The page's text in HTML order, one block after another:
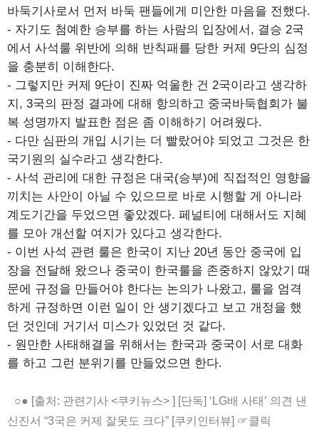
바둑기사로서 먼저 바둑 팬들에게 미안한 마음을 전했다.
- 자기도 첨예한 승부를 하는 사람의 입장에서, 결승 2국
에서 사석룰 위반에 의해 반칙패를 당한 커제 9단의 심정
을 충분히 이해한다.
- 그렇지만 커제 9단이 진짜 억울한 건 2국이라고 생각하
지, 3국의 판정 결과에 대해 항의하고 중국바둑협회가 불
복 성명까지 발표한 점은 좀 이해하기 어려웠다.
- 다만 심판의 개입 시기는 더 빨랐어야 되었고 그것은 한
국기원의 실수라고 생각한다.
- 사석 관리에 대한 규정은 대국(승부)에 직접적인 영향을
끼치는 사안이 아닐 수 있으므로 바로 시행할 게 아니라
계도기간을 두었으면 좋았겠다. 페널티에 대해서도 지혜
를 모아 개선할 여지가 있다고 생각한다.
- 이번 사석 관련 룰은 한국이 지난 20년 동안 중국에 입
장을 전달해 왔으나 중국이 한국룰을 존중하지 않았기 때
문에 규정을 만들어야 한다는 논의가 나왔고, 룰을 엄격
하게 규정하면 이런 일이 안 생기겠다고 보고 개정을 했
던 것인데 거기서 미스가 있었던 것 같다.
- 원만한 사태해결을 위해서는 한국과 중국이 서로 대화
를 하고 그런 분위기를 만들었으면 한다.
○● [출처: 관련기사 <쿠키뉴스> ] [단독] ‘LG배 사태’ 의견 낸
신진서 “3국은 커제 잘못도 크다” [쿠키인터뷰] ☞클릭